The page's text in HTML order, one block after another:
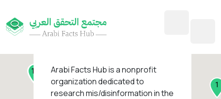
127
11
13
3
2
1
1
Arabi Facts Hubis a nonprofit
organization dedicated to
research mis/disinformation in the